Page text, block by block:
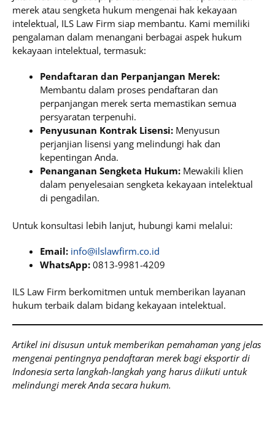
merek atau sengketa hukum mengenai hak kekayaan
intelektual, ILS Law Firm siap membantu. Kami memiliki
pengalaman dalam menangani berbagai aspek hukum
kekayaan intelektual, termasuk:
Pendaftaran dan Perpanjangan Merek:
Membantu dalam proses pendaftaran dan
perpanjangan merek serta memastikan semua
persyaratan terpenuhi.
Penyusunan Kontrak Lisensi: Menyusun
perjanjian lisensi yang melindungi hak dan
kepentingan Anda.
Penanganan Sengketa Hukum: Mewakili klien
dalam penyelesaian sengketa kekayaan intelektual
di pengadilan.
Untuk konsultasi lebih lanjut, hubungi kami melalui:
Email: info@ilslawfirm.co.id
WhatsApp: 0813-9981-4209
ILS Law Firm berkomitmen untuk memberikan layanan
hukum terbaik dalam bidang kekayaan intelektual.
Artikel ini disusun untuk memberikan pemahaman yang jelas
mengenai pentingnya pendaftaran merek bagi eksportir di
Indonesia serta langkah-langkah yang harus diikuti untuk
melindungi merek Anda secara hukum.